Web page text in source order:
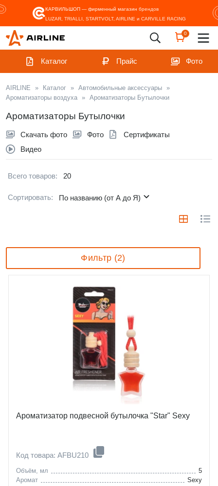
КАРВИЛЬШОП — фирменный магазин брендов
LUZAR, TRIALLI, STARTVOLT, AIRLINE и CARVILLE RACING
0
Каталог Прайс Фото
AIRLINE » Каталог » Автомобильные аксессуары »
Ароматизаторы воздуха » Ароматизаторы Бутылочки
Ароматизаторы Бутылочки
Скачать фото Фото
Сертификаты
Видео
Всего товаров: 20
Сортировать: По названию (от А до Я)
Фильтр (2)
Ароматизатор подвесной бутылочка "Star" Sexy
Код товара: AFBU210
Объём, мл
5
Аромат
Sexy